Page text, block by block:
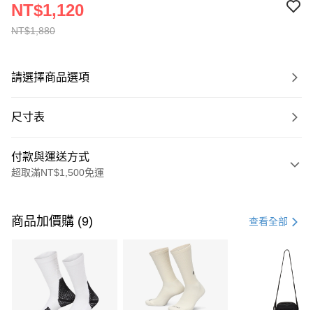
NT$1,880
NT$1,120
請選擇商品選項
尺寸表
付款與運送方式
超取滿NT$1,500免運
信用卡一次付款
3 期 0 利率 每期 21家銀行
合作金庫商業銀行
第一商業銀行
華南商業銀行
彰化商業銀行
商品加價購 (9) 查看全部